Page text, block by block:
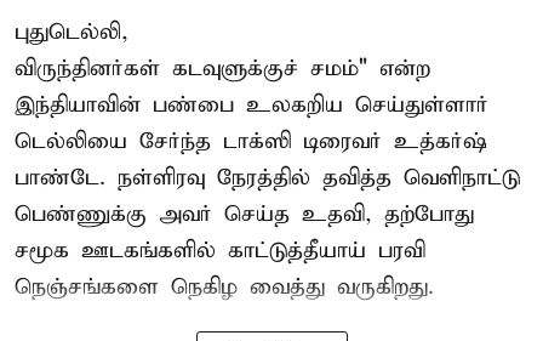
புதுடெல்லி,
விருந்தினர்கள் கடவுளுக்குச் சமம்" என்ற
இந்தியாவின் பண்பை உலகறிய செய்துள்ளார்
டெல்லியை சேர்ந்த டாக்ஸி டிரைவர் உத்கர்ஷ்
பாண்டே. நள்ளிரவு நேரத்தில் தவித்த வெளிநாட்டு
பெண்ணுக்கு அவர் செய்த உதவி, தற்போது
சமூக ஊடகங்களில் காட்டுத்தீயாய் பரவி
நெஞ்சங்களை நெகிழ வைத்து வருகிறது.